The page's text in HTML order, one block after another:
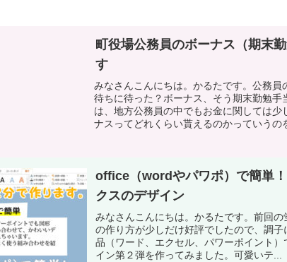
町役場公務員のボーナス（期末
す
みなさんこんにちは。かるたです。公務員
待ちに待った？ボーナス、そう期末勤勉手
は、地方公務員の中でもお金に関しては少
ナスってどれくらい貰えるのかっていうの
office（wordやパワポ）で簡単
クスのデザイン
みなさんこんにちは。かるたです。前回
の作り方が少しだけ好評でしたので、調
品（ワード、エクセル、パワーポイント
イン第２弾を作ってみました。可愛いテ...